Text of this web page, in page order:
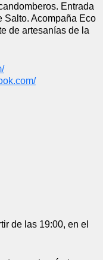
Entrada
Salto. Acompaña Eco
de artesanías de la
de las 19:00, en el